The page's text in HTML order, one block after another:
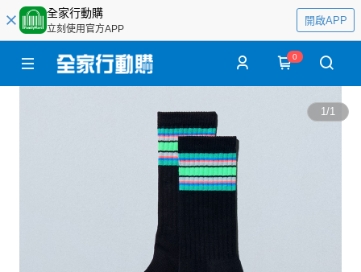
全家行動購
立刻使用官方APP
開啟APP
0
1/1